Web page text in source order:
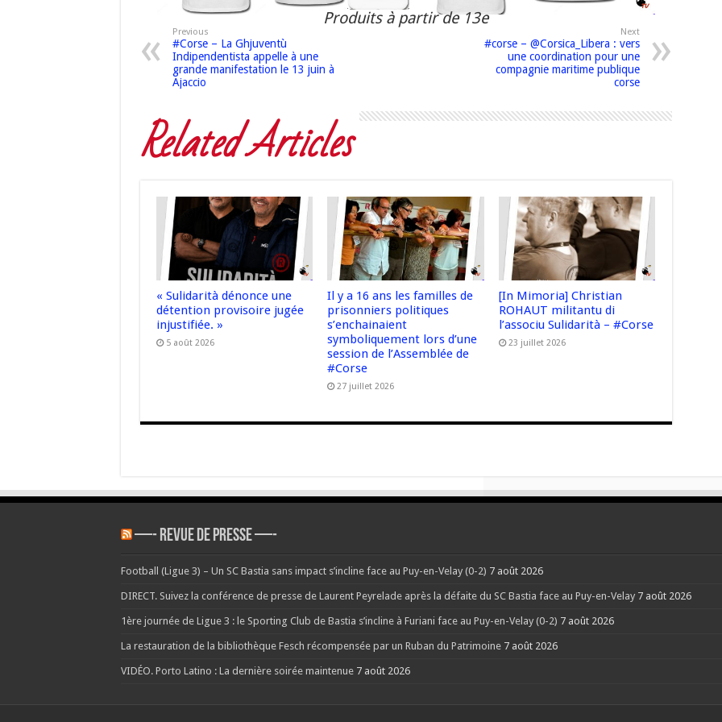
Produits à partir de 13e
Previous
#Corse – La Ghjuventù
Indipendentista appelle à une
grande manifestation le 13 juin à
Ajaccio
Next
#corse – @Corsica_Libera : vers
une coordination pour une
compagnie maritime publique
corse
Related Articles
« Sulidarità dénonce une
détention provisoire jugée
injustifiée. »
5 août 2026
Il y a 16 ans les familles de
prisonniers politiques
s’enchainaient
symboliquement lors d’une
session de l’Assemblée de
#Corse
27 juillet 2026
[In Mimoria] Christian
ROHAUT militantu di
l’associu Sulidarità – #Corse
23 juillet 2026
—- REVUE DE PRESSE —-
Football (Ligue 3) – Un SC Bastia sans impact s’incline face au Puy-en-Velay (0-2) 7 août 2026
DIRECT. Suivez la conférence de presse de Laurent Peyrelade après la défaite du SC Bastia face au Puy-en-Velay 7 août 2026
1ère journée de Ligue 3 : le Sporting Club de Bastia s’incline à Furiani face au Puy-en-Velay (0-2) 7 août 2026
La restauration de la bibliothèque Fesch récompensée par un Ruban du Patrimoine 7 août 2026
VIDÉO. Porto Latino : La dernière soirée maintenue 7 août 2026